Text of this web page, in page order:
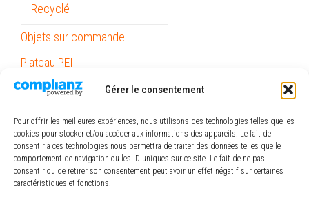
Gérer le consentement
Pour offrir les meilleures expériences, nous utilisons des technologies telles que les
cookies pour stocker et/ou accéder aux informations des appareils. Le fait de
consentir à ces technologies nous permettra de traiter des données telles que le
comportement de navigation ou les ID uniques sur ce site. Le fait de ne pas
consentir ou de retirer son consentement peut avoir un effet négatif sur certaines
caractéristiques et fonctions.
Recyclé
Objets sur commande
Plateau PEI
Informatique
Mobilité
Outils
Papeterie / Bureau